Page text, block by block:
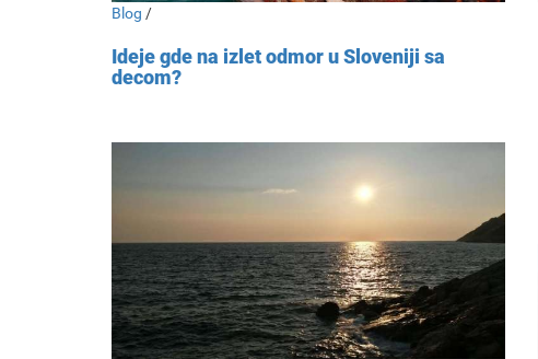
Blog /
Ideje gde na izlet odmor u Sloveniji sa
decom?